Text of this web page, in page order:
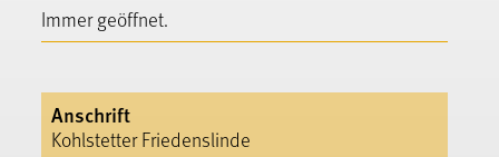
Immer geöffnet.
Anschrift
Kohlstetter Friedenslinde